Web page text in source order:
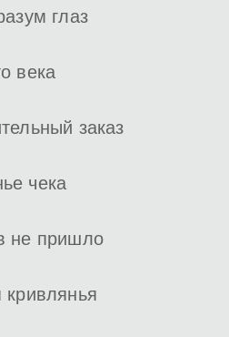
глаз
века
заказ
чека
не пришло